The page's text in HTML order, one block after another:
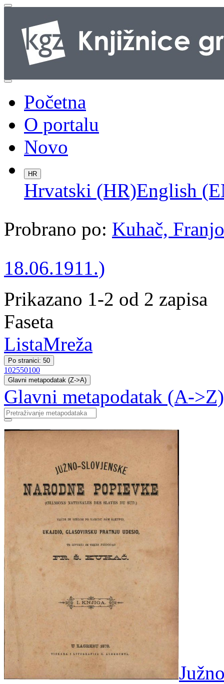
Početna
O portalu
Novo
HR
Hrvatski (HR)English
Probrano po: Kuhač,
18.06.1911.)
Prikazano 1-2 od 2 zapisa
Faseta
ListaMreža
Po stranici: 50
102550100
Glavni metapodatak (Z->A)
Glavni metapodatak (A->Z)